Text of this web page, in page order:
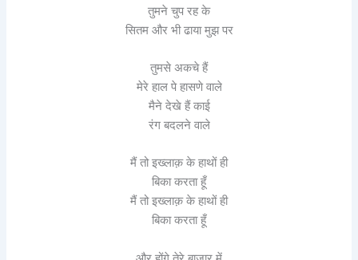
तुमने चुप रह के
सितम और भी ढाया मुझ पर
तुमसे अकचे हैं
मेरे हाल पे हासणे वाले
मैने देखे हैं काई
रंग बदलने वाले
मैं तो इख्लाक़ के हाथों ही
बिका करता हूँ
मैं तो इख्लाक़ के हाथों ही
बिका करता हूँ